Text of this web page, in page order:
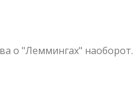
о "Леммингах" наоборот.